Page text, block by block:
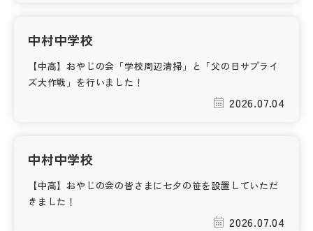
中村中学校
【中高】おやじの会「学校周辺清掃」と「父の日サプライ
ズ大作戦」を行いました！
2026.07.04
中村中学校
【中高】おやじの会の皆さまに七夕の笹を設置していただ
きました！
2026.07.04